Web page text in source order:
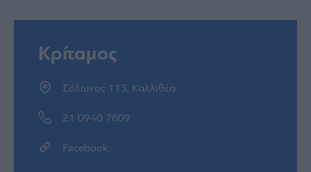
Κρίταμος
Σόλωνος 113, Καλλιθέα
21 0940 7809
Facebook